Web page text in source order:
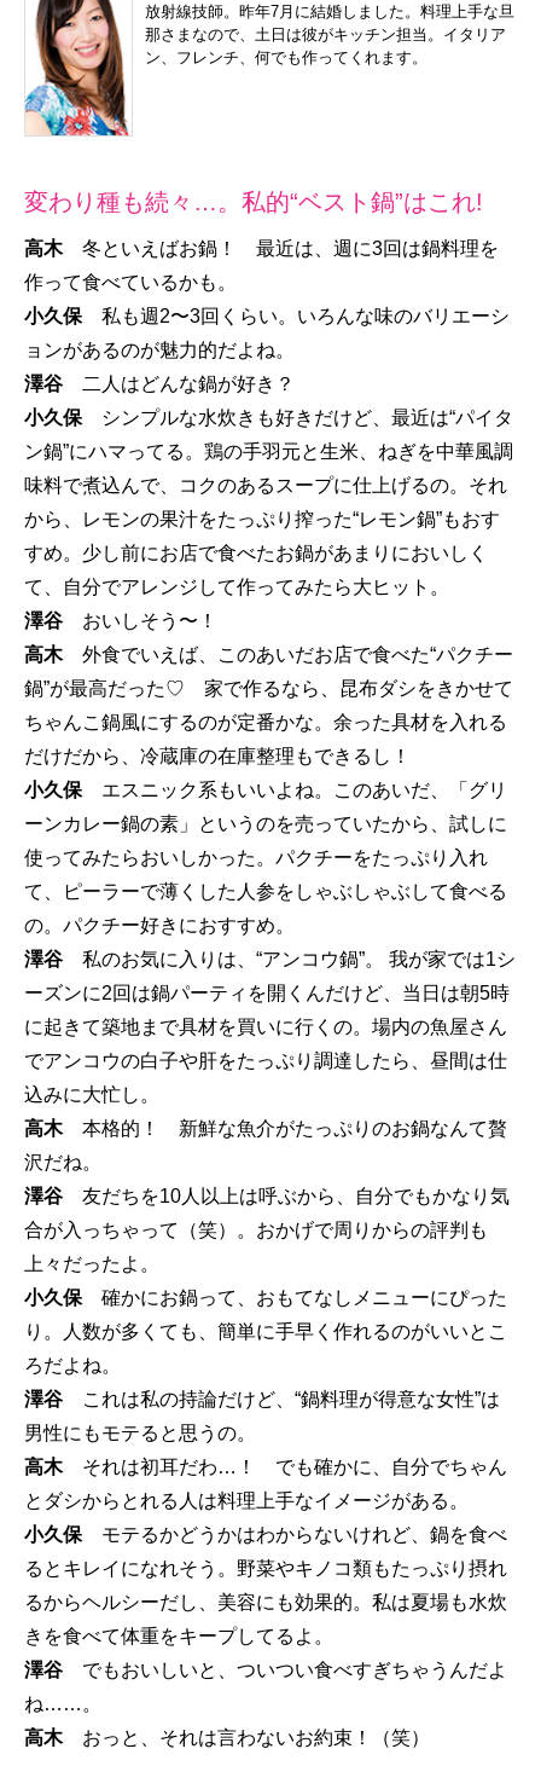
放射線技師。昨年7月に結婚しました。料理上手な旦
那さまなので、土日は彼がキッチン担当。イタリア
ン、フレンチ、何でも作ってくれます。
変わり種も続々…。私的“ベスト鍋”はこれ!
高木冬といえばお鍋！ 最近は、週に3回は鍋料理を
作って食べているかも。
小久保 私も週2〜3回くらい。いろんな味のバリエーシ
ョンがあるのが魅力的だよね。
澤谷 二人はどんな鍋が好き？
小久保 シンプルな水炊きも好きだけど、最近は“パイタ
ン鍋”にハマってる。鶏の手羽元と生米、ねぎを中華風調
味料で煮込んで、コクのあるスープに仕上げるの。それ
から、レモンの果汁をたっぷり搾った“レモン鍋”もおす
すめ。少し前にお店で食べたお鍋があまりにおいしく
て、自分でアレンジして作ってみたら大ヒット。
澤谷 おいしそう〜！
高木外食でいえば、このあいだお店で食べた“パクチー
鍋”が最高だった♡ 家で作るなら、昆布ダシをきかせて
ちゃんこ鍋風にするのが定番かな。余った具材を入れる
だけだから、冷蔵庫の在庫整理もできるし！
小久保 エスニック系もいいよね。このあいだ、「グリ
ーンカレー鍋の素」というのを売っていたから、試しに
使ってみたらおいしかった。パクチーをたっぷり入れ
て、ピーラーで薄くした人参をしゃぶしゃぶして食べる
の。パクチー好きにおすすめ。
澤谷 私のお気に入りは、“アンコウ鍋”。 我が家では1シ
ーズンに2回は鍋パーティを開くんだけど、当日は朝5時
に起きて築地まで具材を買いに行くの。場内の魚屋さん
でアンコウの白子や肝をたっぷり調達したら、昼間は仕
込みに大忙し。
高木本格的！ 新鮮な魚介がたっぷりのお鍋なんて贅
沢だね。
澤谷 友だちを10人以上は呼ぶから、自分でもかなり気
合が入っちゃって（笑）。おかげで周りからの評判も
上々だったよ。
小久保 確かにお鍋って、おもてなしメニューにぴった
り。人数が多くても、簡単に手早く作れるのがいいとこ
ろだよね。
澤谷 これは私の持論だけど、“鍋料理が得意な女性”は
男性にもモテると思うの。
高木それは初耳だわ…！ でも確かに、自分でちゃん
とダシからとれる人は料理上手なイメージがある。
小久保 モテるかどうかはわからないけれど、鍋を食べ
るとキレイになれそう。野菜やキノコ類もたっぷり摂れ
るからヘルシーだし、美容にも効果的。私は夏場も水炊
きを食べて体重をキープしてるよ。
澤谷 でもおいしいと、ついつい食べすぎちゃうんだよ
ね……。
高木おっと、それは言わないお約束！（笑）